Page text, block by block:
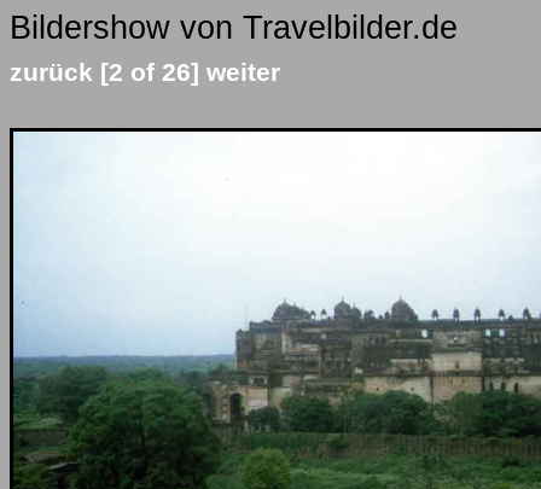
Bildershow von Travelbilder.de
zurück [2 of 26] weiter